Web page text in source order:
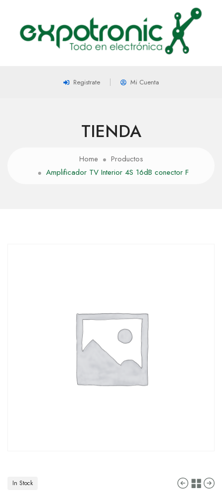
Registrate Mi Cuenta
TIENDA
Home
Productos
Amplificador TV Interior 4S 16dB conector F
In Stock